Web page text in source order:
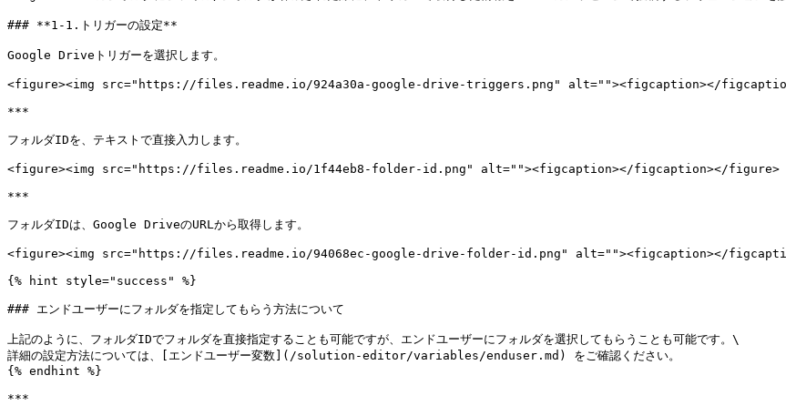
### **1-1.トリガーの設定**
Google Driveトリガーを選択します。
<figure><img src="https://files.readme.io/924a30a-google-drive-triggers.png" alt=""><figcaption></
***
フォルダIDを、テキストで直接入力します。
<figure><img src="https://files.readme.io/1f44eb8-folder-id.png" alt=""><figcaption></figcaption></figure>
***
フォルダIDは、Google DriveのURLから取得します。
<figure><img src="https://files.readme.io/94068ec-google-drive-folder-id.png" alt=""><figcaption></
{% hint style="success" %}
### エンドユーザーにフォルダを指定してもらう方法について
上記のように、フォルダIDでフォルダを直接指定することも可能ですが、エンドユーザーにフォルダを選択してもらうことも可能です。\
詳細の設定方法については、[エンドユーザー変数](/solution-editor/variables/enduser.md) をご確認ください。
{% endhint %}
***